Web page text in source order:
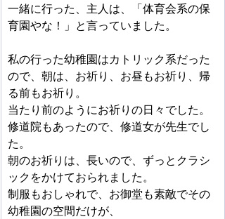
一緒に行った、主人は、「体育会系の保
育園やな！」と言っていました。
私の行った幼稚園はカトリック系だった
ので、朝は、お祈り、お昼もお祈り、帰
る前もお祈り。
当たり前のようにお祈りの日々でした。
修道院もあったので、修道女が先生でし
た。
朝のお祈りは、長いので、ずっとクラシ
ックをかけておられました。
制服もおしゃれで、お御堂も素敵でその
幼稚園の空間だけが、